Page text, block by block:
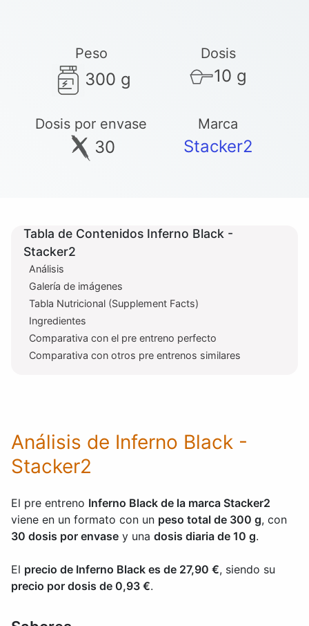
Peso
300 g
Dosis
10 g
Dosis por envase
30
Marca
Stacker2
Tabla de Contenidos Inferno Black -
Stacker2
Análisis
Galería de imágenes
Tabla Nutricional (Supplement Facts)
Ingredientes
Comparativa con el pre entreno perfecto
Comparativa con otros pre entrenos similares
Análisis de Inferno Black -
Stacker2
El pre entreno Inferno Black de la marca Stacker2
viene en un formato con un peso total de 300 g, con
30 dosis por envase y una dosis diaria de 10 g.
El precio de Inferno Black es de 27,90 €, siendo su
precio por dosis de 0,93 €.